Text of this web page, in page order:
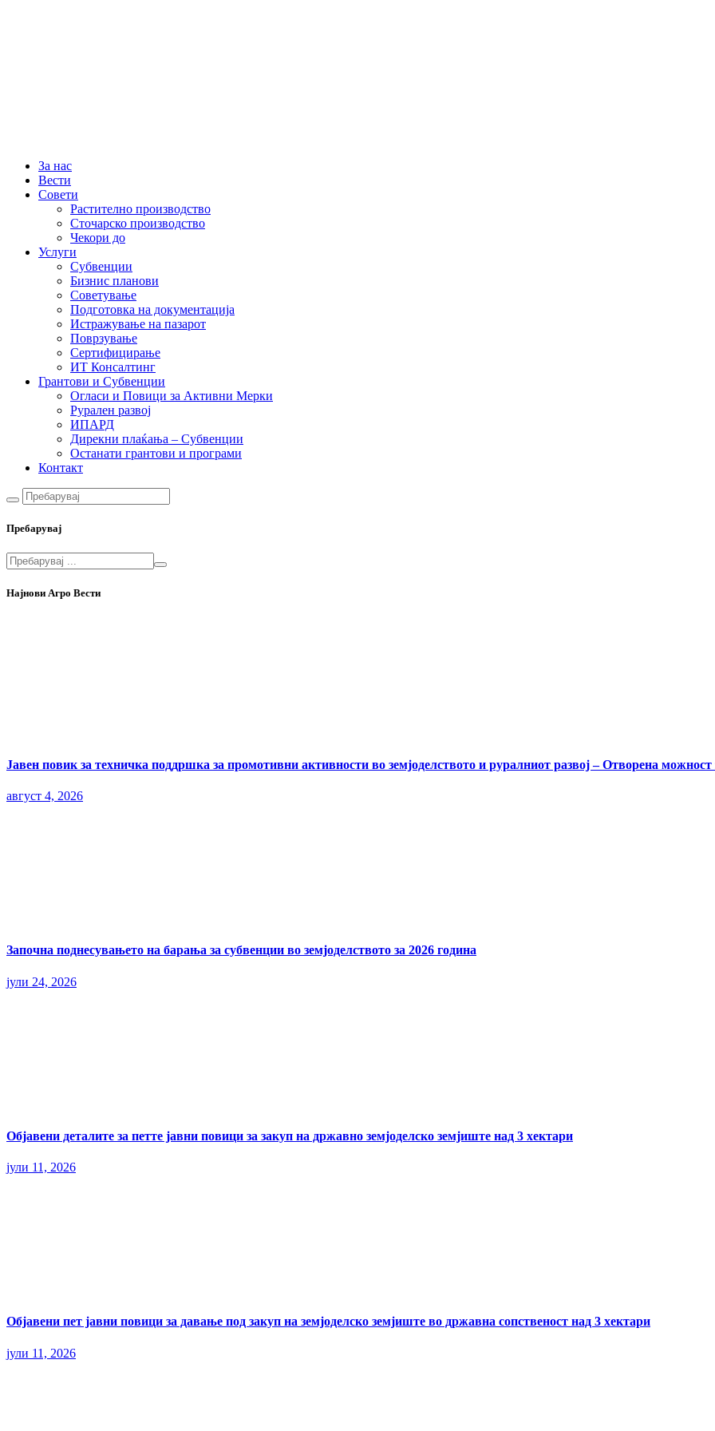
За нас
Вести
Совети
Растително производство
Сточарско производство
Чекори до
Услуги
Субвенции
Бизнис планови
Советување
Подготовка на документација
Истражување на пазарот
Поврзување
Сертифицирање
ИТ Консалтинг
Грантови и Субвенции
Огласи и Повици за Активни Мерки
Рурален развој
ИПАРД
Дирекни плаќања – Субвенции
Останати грантови и програми
Контакт
Пребарувај
Најнови Агро Вести
Јавен повик за техничка поддршка за промотивни активности во земјоделството и руралниот развој – Отворена
август 4, 2026
Започна поднесувањето на барања за субвенции во земјоделството за 2026 година
јули 24, 2026
Објавени деталите за петте јавни повици за закуп на државно земјоделско земјиште над 3 хектари
јули 11, 2026
Објавени пет јавни повици за давање под закуп на земјоделско земјиште во државна сопственост над 3 хектари
јули 11, 2026